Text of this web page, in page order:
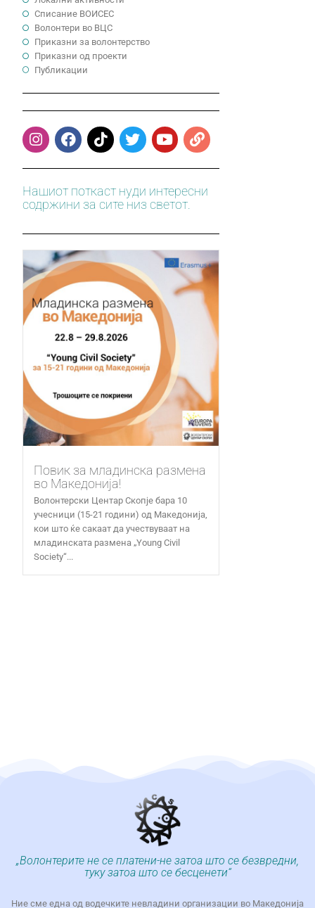
Cписание ВОИСЕС
Волонтери во ВЦС
Приказни за волонтерство
Приказни од проекти
Публикации
Нашиот поткаст нуди интересни
содржини за сите низ светот.
Повик за младинска размена
во Македонија!
Волонтерски Центар Скопје бара 10
учесници (15-21 години) од Македонија,
кои што ќе сакаат да учествуваат на
младинската размена „Young Civil
Society“...
„Волонтерите не се платени-не затоа што се безвредни,
туку затоа што се бесценети“
Ние сме една од водечките невладини организации во Македонија